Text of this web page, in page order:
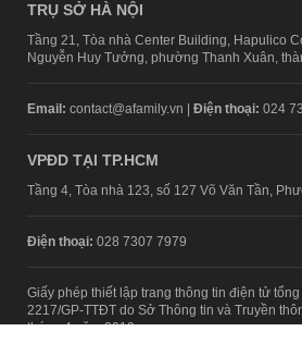
TRỤ SỞ HÀ NỘI
Tầng 21, Tòa nhà Center Building, Hapulico
Nguyễn Huy Tưởng, phường Thanh Xuân,
Email: contact@afamily.vn | Điện thoại: 024
VPĐD TẠI TP.HCM
Tầng 4, Tòa nhà 123, số 127 Võ Văn Tần,
Điện thoại: 028 7307 7979
Giấy phép thiết lập trang thông tin điện tử
2217/GP-TTĐT do Sở Thông tin và Truyền
tháng 4 năm 2019